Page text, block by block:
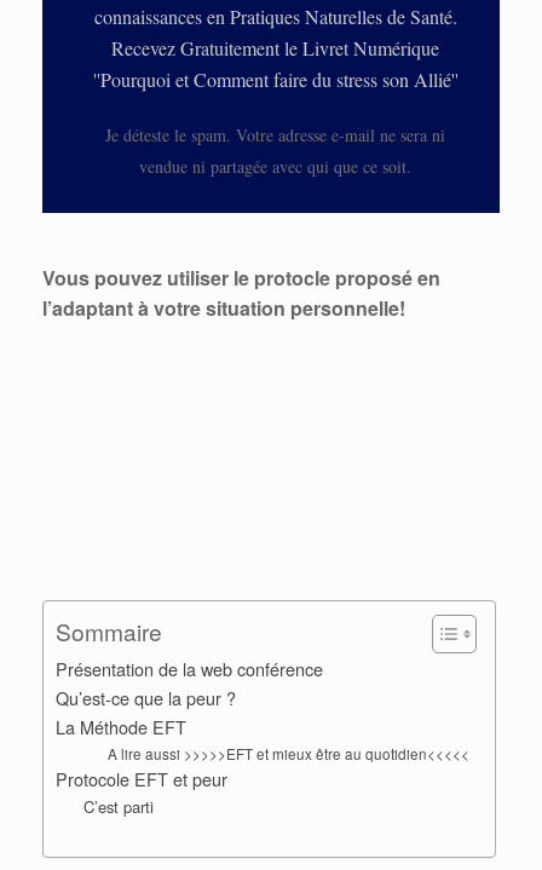
connaissances en Pratiques Naturelles de Santé.
Recevez Gratuitement le Livret Numérique
''Pourquoi et Comment faire du stress son Allié''
Je déteste le spam. Votre adresse e-mail ne sera ni
vendue ni partagée avec qui que ce soit.
Vous pouvez utiliser le protocle proposé en
l’adaptant à votre situation personnelle!
Sommaire
Présentation de la web conférence
Qu’est-ce que la peur ?
La Méthode EFT
A lire aussi >>>>>EFT et mieux être au quotidien<<<<<
Protocole EFT et peur
C’est parti